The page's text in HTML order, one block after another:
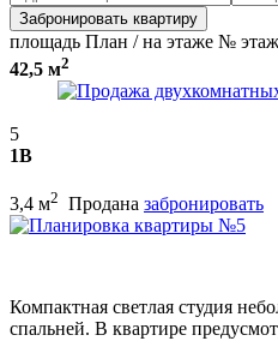
Забронировать квартиру
площадь План / на этаже № этаж
42,5 м2
5
1В
3,4 м2 Продана забронировать
Компактная светлая студия
спальней. В квартире